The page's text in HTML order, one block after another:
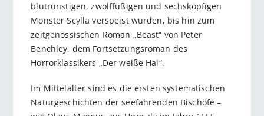
blutrünstigen, zwölffüßigen und sechsköpfigen
Monster Scylla verspeist wurden, bis hin zum
zeitgenössischen Roman „Beast“ von Peter
Benchley, dem Fortsetzungsroman des
Horrorklassikers „Der weiße Hai“.
Im Mittelalter sind es die ersten systematischen
Naturgeschichten der seefahrenden Bischöfe –